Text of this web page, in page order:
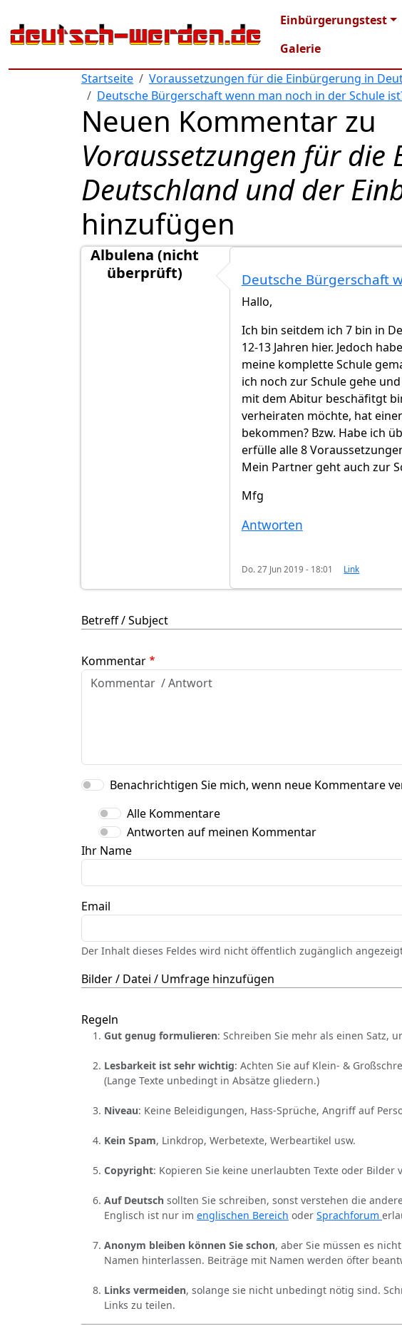
Main
Einbürgerungstest
Galerie
Startseite
Voraussetzungen für die Einbürgerung in
Deutsche Bürgerschaft wenn man noch in der Schule
Neuen Kommentar zu
Voraussetzungen für die
Deutschland und der
hinzufügen
Albulena (nicht
überprüft)
Deutsche Bürgerschaft
Hallo,
Ich bin seitdem ich 7 bin in
12-13 Jahren hier. Jedoch
meine komplette Schule
ich noch zur Schule gehe
mit dem Abitur beschäfitgt
verheiraten möchte, hat
bekommen? Bzw. Habe ich
erfülle alle 8
Mein Partner geht auch zur
Mfg
Antworten
Do. 27 Jun 2019 - 18:01 Link
Betreff / Subject
Kommentar
Benachrichtigen Sie mich, wenn neue Kommentare
Alle Kommentare
Antworten auf meinen Kommentar
Ihr Name
Email
Der Inhalt dieses Feldes wird nicht öffentlich zugänglich
Bilder / Datei / Umfrage hinzufügen
Regeln
Gut genug formulieren: Schreiben Sie mehr als einen Satz,
Lesbarkeit ist sehr wichtig: Achten Sie auf Klein- &
(Lange Texte unbedingt in Absätze gliedern.)
Niveau: Keine Beleidigungen, Hass-Sprüche, Angriff auf
Kein Spam, Linkdrop, Werbetexte, Werbeartikel usw.
Copyright: Kopieren Sie keine unerlaubten Texte oder Bilder
Auf Deutsch sollten Sie schreiben, sonst verstehen die
Englisch ist nur im englischen Bereich oder Sprachforum
Anonym bleiben können Sie schon, aber Sie müssen es
Namen hinterlassen. Beiträge mit Namen werden öfter
Links vermeiden, solange sie nicht unbedingt nötig sind.
Links zu teilen.